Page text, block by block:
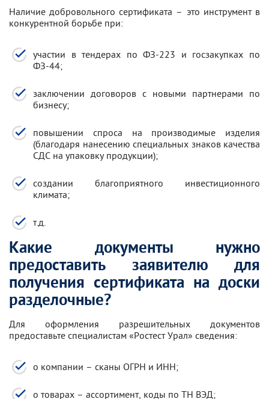
Наличие добровольного сертификата – это инструмент в
конкурентной борьбе при:
участии в тендерах по ФЗ-223 и госзакупках по
ФЗ-44;
заключении договоров с новыми партнерами по
бизнесу;
повышении спроса на производимые изделия
(благодаря нанесению специальных знаков качества
СДС на упаковку продукции);
создании благоприятного инвестиционного
климата;
т.д.
Какие документы нужно
предоставить заявителю для
получения сертификата на доски
разделочные?
Для оформления разрешительных документов
предоставьте специалистам «Ростест Урал» сведения:
о компании – сканы ОГРН и ИНН;
о товарах – ассортимент, коды по ТН ВЭД;